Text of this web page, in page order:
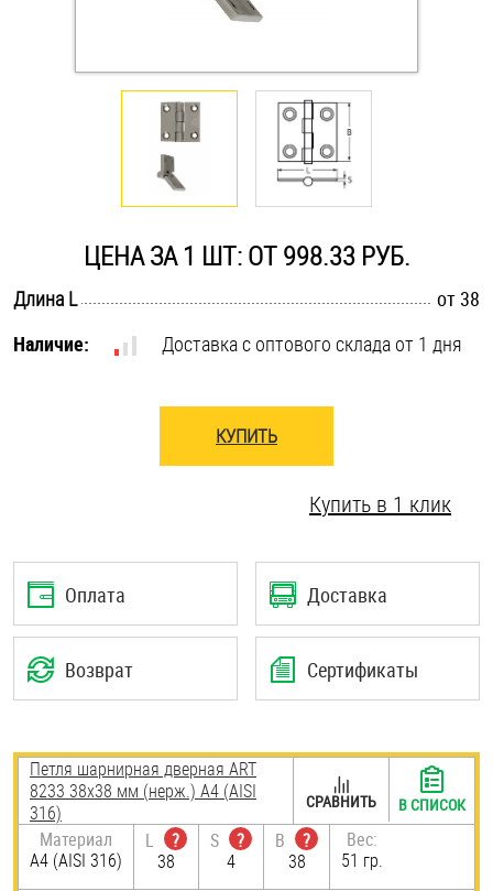
Крюки, кольца с шурупной резьбой
Оснастка и аксессуары для яхт
Стопорные кольца
Шплинты
Штифты и пальцы
ЦЕНА ЗА 1 ШТ: ОТ 998.33 РУБ.
Длина L
от 38
Наличие:
Доставка с оптового склада от 1 дня
КУПИТЬ
Купить в 1 клик
Оплата Доставка
Возврат Сертификаты
Петля шарнирная дверная ART
8233 38х38 мм (нерж.) A4 (AISI
316)
Материал
A4 (AISI 316)
L
?
38
S
?
4
B
?
38
Вес:
51 гр.
СРАВНИТЬ В СПИСОК